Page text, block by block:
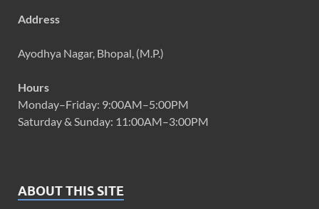
Address
Ayodhya Nagar, Bhopal, (M.P.)
Hours
Monday–Friday: 9:00AM–5:00PM
Saturday & Sunday: 11:00AM–3:00PM
ABOUT THIS SITE